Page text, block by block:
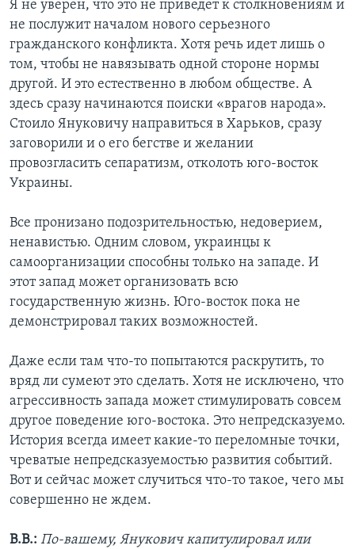
Я не уверен, что это не приведет к столкновениям и
не послужит началом нового серьезного
гражданского конфликта. Хотя речь идет лишь о
том, чтобы не навязывать одной стороне нормы
другой. И это естественно в любом обществе. А
здесь сразу начинаются поиски «врагов народа».
Стоило Януковичу направиться в Харьков, сразу
заговорили и о его бегстве и желании
провозгласить сепаратизм, отколоть юго-восток
Украины.
Все пронизано подозрительностью, недоверием,
ненавистью. Одним словом, украинцы к
самоорганизации способны только на западе. И
этот запад может организовать всю
государственную жизнь. Юго-восток пока не
демонстрировал таких возможностей.
Даже если там что-то попытаются раскрутить, то
вряд ли сумеют это сделать. Хотя не исключено, что
агрессивность запада может стимулировать совсем
другое поведение юго-востока. Это непредсказуемо.
История всегда имеет какие-то переломные точки,
чреватые непредсказуемостью развития событий.
Вот и сейчас может случиться что-то такое, чего мы
совершенно не ждем.
В.В.: По-вашему, Янукович капитулировал или